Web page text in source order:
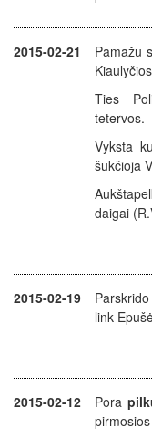
2015-02-21
Pamažu
Ties
tetervos.
Vyksta
šūkčioja
daigai
2015-02-19
link
2015-02-12 Pora